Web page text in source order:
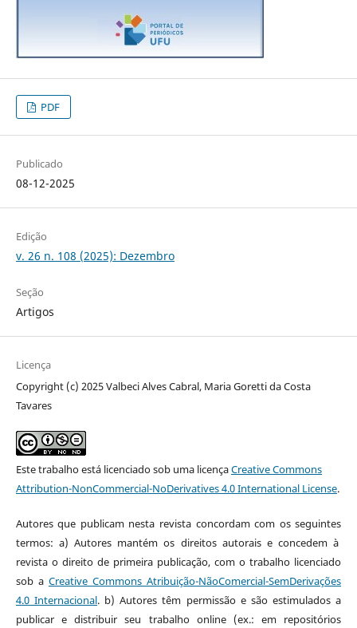
PDF
Publicado
08-12-2025
Edição
v. 26 n. 108 (2025): Dezembro
Seção
Artigos
Licença
Copyright (c) 2025 Valbeci Alves Cabral, Maria Goretti da Costa
Tavares
Este trabalho está licenciado sob uma licençaCreative Commons
Attribution-NonCommercial-NoDerivatives 4.0 International License.
Autores que publicam nesta revista concordam com os seguintes
termos: a) Autores mantém os direitos autorais e concedem à
revista o direito de primeira publicação, com o trabalho licenciado
sob a Creative Commons Atribuição-NãoComercial-SemDerivações
4.0 Internacional. b) Autores têm permissão e são estimulados a
publicar e distribuir seu trabalho online (ex.: em repositórios